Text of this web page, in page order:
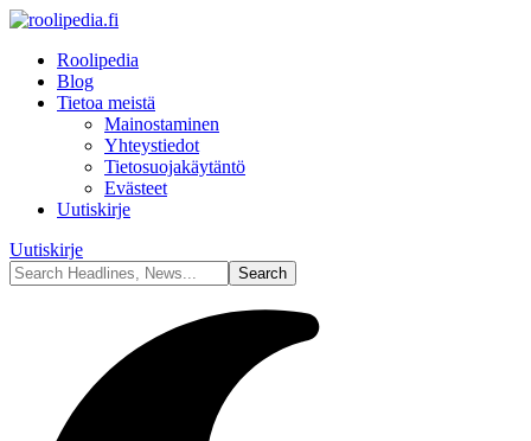
Roolipedia
Blog
Tietoa meistä
Mainostaminen
Yhteystiedot
Tietosuojakäytäntö
Evästeet
Uutiskirje
Uutiskirje